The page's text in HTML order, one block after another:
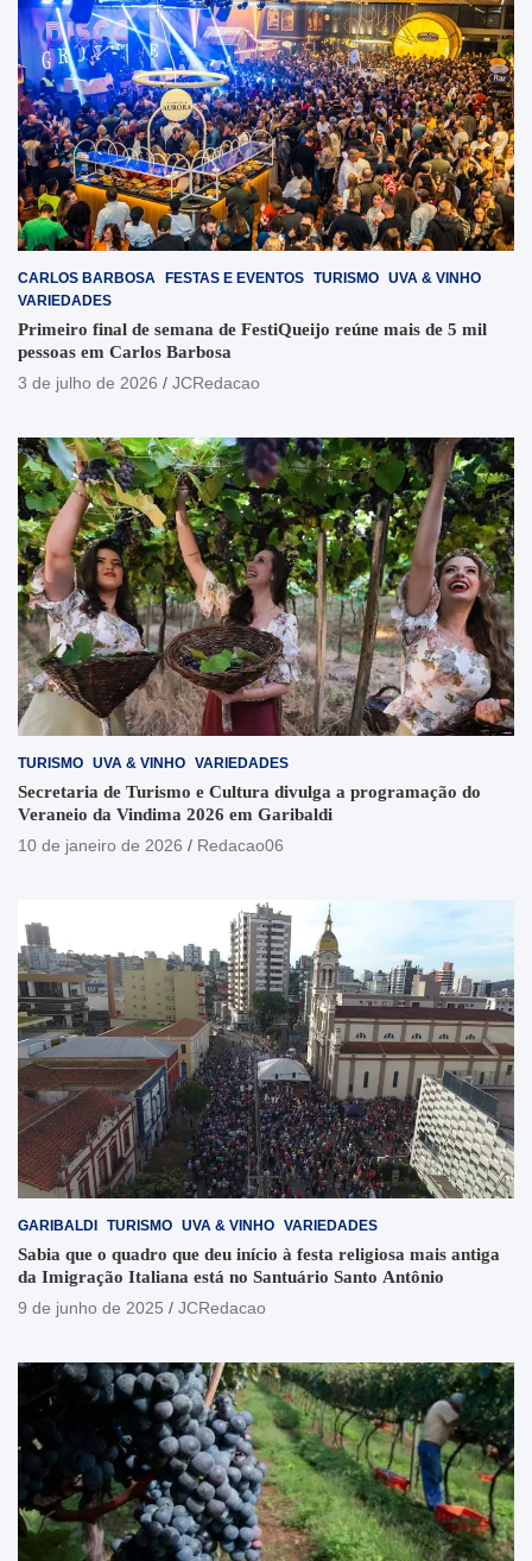
CARLOS BARBOSA FESTAS E EVENTOS TURISMO UVA & VINHO
VARIEDADES
Primeiro final de semana de FestiQueijo reúne mais de 5 mil
pessoas em Carlos Barbosa
3 de julho de 2026
JCRedacao
TURISMO UVA & VINHO VARIEDADES
Secretaria de Turismo e Cultura divulga a programação do
Veraneio da Vindima 2026 em Garibaldi
10 de janeiro de 2026
Redacao06
GARIBALDI TURISMO UVA & VINHO VARIEDADES
Sabia que o quadro que deu início à festa religiosa mais antiga
da Imigração Italiana está no Santuário Santo Antônio
9 de junho de 2025
JCRedacao